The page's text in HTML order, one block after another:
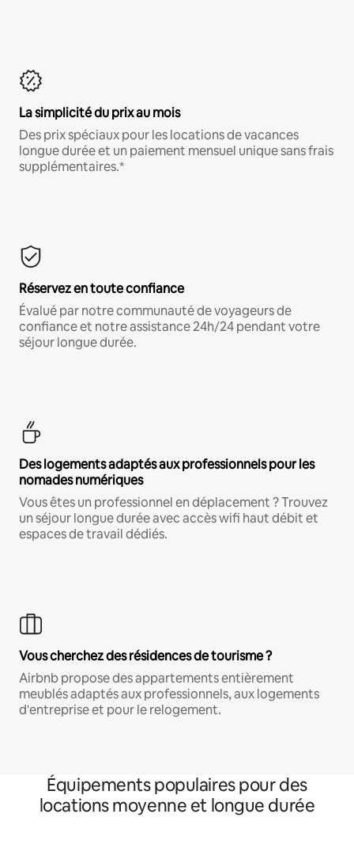
La simplicité du prix au mois
Des prix spéciaux pour les locations de vacances
longue durée et un paiement mensuel unique sans frais
supplémentaires.*
Réservez en toute confiance
Évalué par notre communauté de voyageurs de
confiance et notre assistance 24h/24 pendant votre
séjour longue durée.
Des logements adaptés aux professionnels pour les
nomades numériques
Vous êtes un professionnel en déplacement ? Trouvez
un séjour longue durée avec accès wifi haut débit et
espaces de travail dédiés.
Vous cherchez des résidences de tourisme ?
Airbnb propose des appartements entièrement
meublés adaptés aux professionnels, aux logements
d'entreprise et pour le relogement.
Équipements populaires pour des
locations moyenne et longue durée